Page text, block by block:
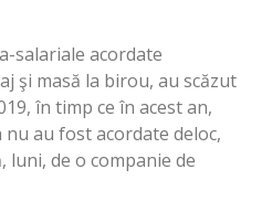
salariale acordate
şi masă la birou, au scăzut
în timp ce în acest an,
au fost acordate deloc,
luni, de o companie de